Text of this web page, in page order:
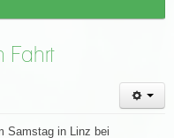
Fahrt
Samstag in Linz bei